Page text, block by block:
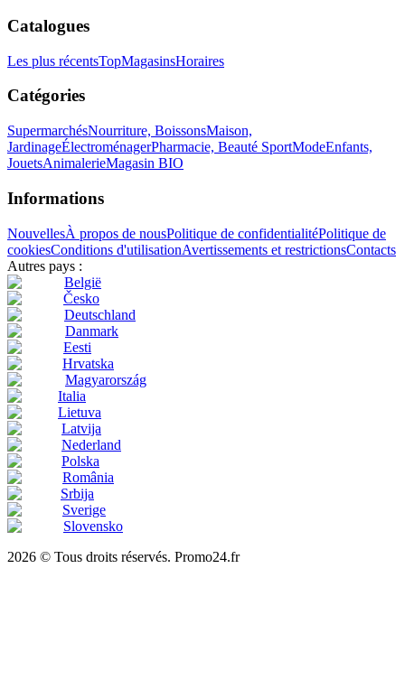
Catalogues
Les plus récentsTopMagasinsHoraires
Catégories
SupermarchésNourriture, BoissonsMaison,
JardinageÉlectroménagerPharmacie, Beauté SportModeEnfants,
JouetsAnimalerieMagasin BIO
Informations
NouvellesÀ propos de nousPolitique de confidentialitéPolitique de
cookiesConditions d'utilisationAvertissements et restrictionsContacts
Autres pays :
België
Česko
Deutschland
Danmark
Eesti
Hrvatska
Magyarország
Italia
Lietuva
Latvija
Nederland
Polska
România
Srbija
Sverige
Slovensko
2026 © Tous droits réservés. Promo24.fr